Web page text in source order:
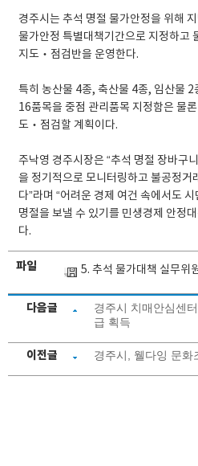
경주시는 추석 명절 물가안정을 위해
물가안정 특별대책기간으로 지정하고
지도‧점검반을 운영한다.
특히 농산물 4종, 축산물 4종, 임산물
16품목을 중점 관리품목 지정함은 물
도‧점검할 계획이다.
주낙영 경주시장은 “추석 명절 장바구
을 정기적으로 모니터링하고 불공정거
다”라며 “어려운 경제 여건 속에서도
명절을 보낼 수 있기를 민생경제 안정
다.
파일 5. 추석 물가대책 실무위
다음글
경주시 치매안심센
급 획득
이전글 경주시, 웰다잉 문화